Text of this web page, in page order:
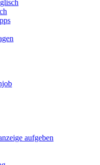
aufgeben